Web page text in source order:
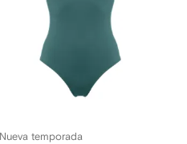
Nueva temporada